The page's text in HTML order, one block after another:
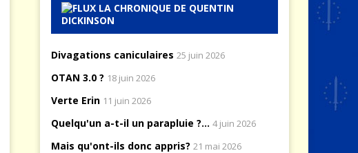
LA CHRONIQUE DE QUENTIN
DICKINSON
Divagations caniculaires 25 juin 2026
OTAN 3.0 ? 18 juin 2026
Verte Erin 11 juin 2026
Quelqu'un a-t-il un parapluie ?... 4 juin 2026
Mais qu'ont-ils donc appris? 21 mai 2026